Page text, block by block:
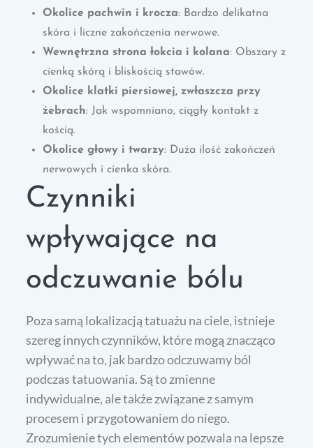
Okolice pachwin i krocza: Bardzo delikatna
skóra i liczne zakończenia nerwowe.
Wewnętrzna strona łokcia i kolana: Obszary z
cienką skórą i bliskością stawów.
Okolice klatki piersiowej, zwłaszcza przy
żebrach: Jak wspomniano, ciągły kontakt z
kością.
Okolice głowy i twarzy: Duża ilość zakończeń
nerwowych i cienka skóra.
Czynniki
wpływające na
odczuwanie bólu
Poza samą lokalizacją tatuażu na ciele, istnieje
szereg innych czynników, które mogą znacząco
wpływać na to, jak bardzo odczuwamy ból
podczas tatuowania. Są to zmienne
indywidualne, ale także związane z samym
procesem i przygotowaniem do niego.
Zrozumienie tych elementów pozwala na lepsze